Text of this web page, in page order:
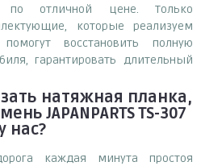
по отличной цене. Только
которые реализуем
восстановить полную
гарантировать длительный
натяжная планка,
JAPANPARTS TS-307
нас?
каждая минута простоя